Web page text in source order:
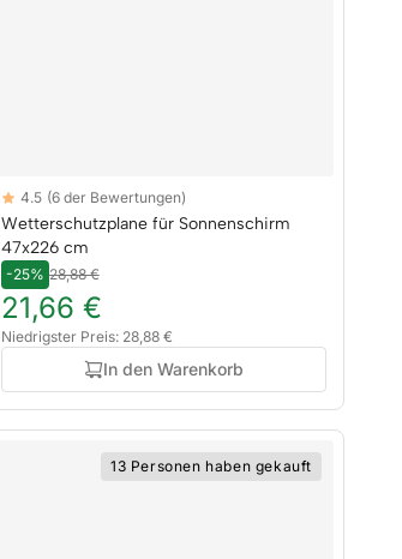
Reviews
4.5 out of 5 stars
4.5 (6 der Bewertungen)
Wetterschutzplane für Sonnenschirm
47x226 cm
-25% 28,88 €
21,66 €
Niedrigster Preis: 28,88 €
In den Warenkorb
13 Personen haben gekauft